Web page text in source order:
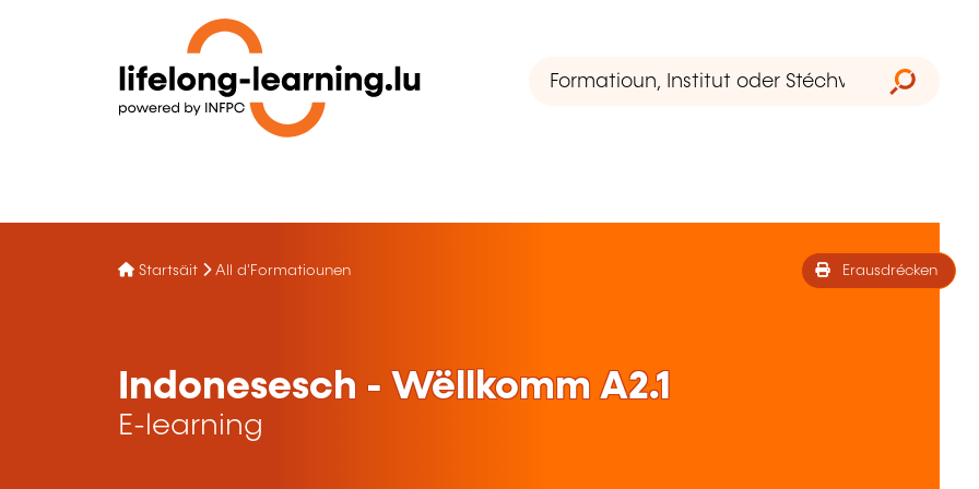
Startsäit All d'Formatiounen Erausdrécken
Indonesesch - Wëllkomm A2.1
E-learning